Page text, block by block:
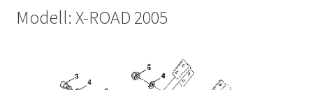
Modell: X-ROAD 2005